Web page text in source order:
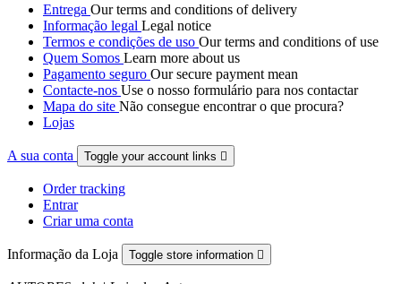
Entrega Our terms and conditions of delivery
Informação legal Legal notice
Termos e condições de uso Our terms and conditions of use
Quem Somos Learn more about us
Pagamento seguro Our secure payment mean
Contacte-nos Use o nosso formulário para nos contactar
Mapa do site Não consegue encontrar o que procura?
Lojas
A sua conta Toggle your account links 
Order tracking
Entrar
Criar uma conta
Informação da Loja Toggle store information 